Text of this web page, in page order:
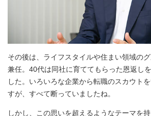
その後は、ライフスタイルや住まい領域の
兼任。40代は同社に育ててもらった恩返し
した。いろいろな企業から転職のスカウト
すが、すべて断っていましたね。
しかし、この思いを超えるようなテーマを